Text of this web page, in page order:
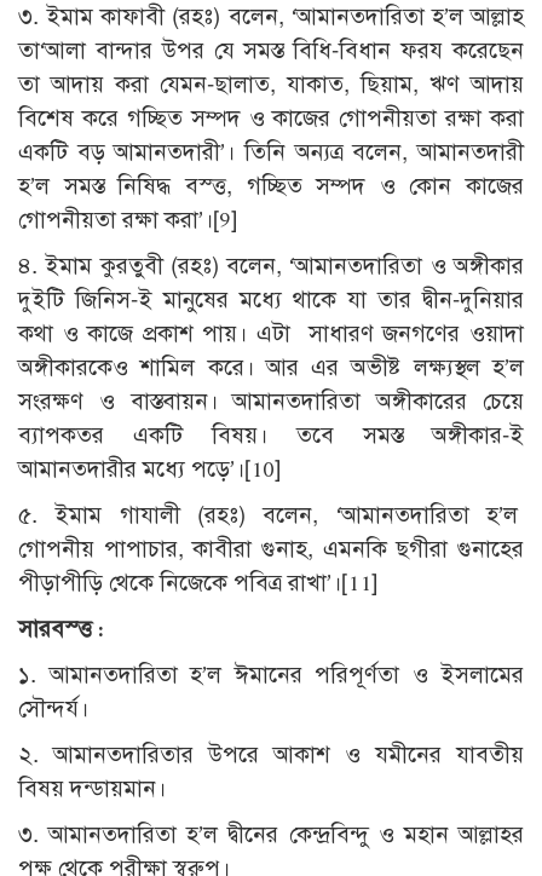
৩. ইমাম কাফাবী (রহঃ) বলেন, ‘আমানতদারিতা হ’ল আল্লাহ
তা‘আলা বান্দার উপর যে সমস্ত বিধি-বিধান ফরয করেছেন
তা আদায় করা যেমন-ছালাত, যাকাত, ছিয়াম, ঋণ আদায়
বিশেষ করে গচ্ছিত সম্পদ ও কাজের গোপনীয়তা রক্ষা করা
একটি বড় আমানতদারী’। তিনি অন্যত্র বলেন, আমানতদারী
হ’ল সমস্ত নিষিদ্ধ বস্ত্ত, গচ্ছিত সম্পদ ও কোন কাজের
গোপনীয়তা রক্ষা করা’।[9]
৪. ইমাম কুরতুবী (রহঃ) বলেন, ‘আমানতদারিতা ও অঙ্গীকার
দুইটি জিনিস-ই মানুষের মধ্যে থাকে যা তার দ্বীন-দুনিয়ার
কথা ও কাজে প্রকাশ পায়। এটা সাধারণ জনগণের ওয়াদা
অঙ্গীকারকেও শামিল করে। আর এর অভীষ্ট লক্ষ্যস্থল হ’ল
সংরক্ষণ ও বাস্তবায়ন। আমানতদারিতা অঙ্গীকারের চেয়ে
ব্যাপকতর একটি বিষয়। তবে সমস্ত অঙ্গীকার-ই
আমানতদারীর মধ্যে পড়ে’।[10]
৫. ইমাম গাযালী (রহঃ) বলেন, ‘আমানতদারিতা হ’ল
গোপনীয় পাপাচার, কাবীরা গুনাহ, এমনকি ছগীরা গুনাহের
পীড়াপীড়ি থেকে নিজেকে পবিত্র রাখা’।[11]
সারবস্ত্ত :
১. আমানতদারিতা হ’ল ঈমানের পরিপূর্ণতা ও ইসলামের
সৌন্দর্য।
২. আমানতদারিতার উপরে আকাশ ও যমীনের যাবতীয়
বিষয় দন্ডায়মান।
৩. আমানতদারিতা হ’ল দ্বীনের কেন্দ্রবিন্দু ও মহান আল্লাহর
পক্ষ থেকে পরীক্ষা স্বরুপ।